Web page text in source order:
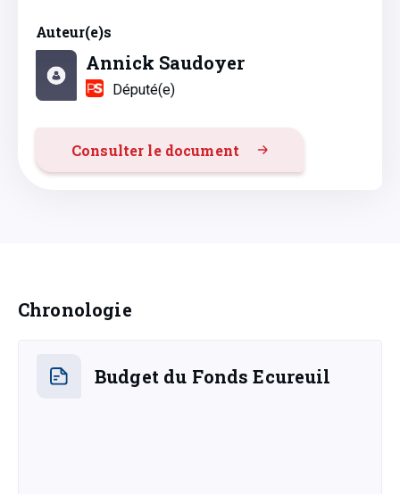
Auteur(e)s
Annick Saudoyer
Député(e)
Consulter le document
Chronologie
Budget du Fonds Ecureuil